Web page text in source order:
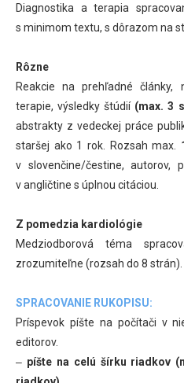
Diagnostika a terapia
s minimom textu, s dôrazom na
Rôzne
Reakcie na prehľadné články,
terapie, výsledky štúdií(max. 3
abstrakty z vedeckej práce
staršej ako 1 rok. Rozsah max.
v slovenčine/čestine, autorov,
v angličtine s úplnou citáciou.
Z pomedzia kardiológie
Medziodborová téma
zrozumiteľne (rozsah do 8 strán).
SPRACOVANIE RUKOPISU:
Príspevok píšte na počítači v
editorov.
‒ píšte na celú šírku riadkov